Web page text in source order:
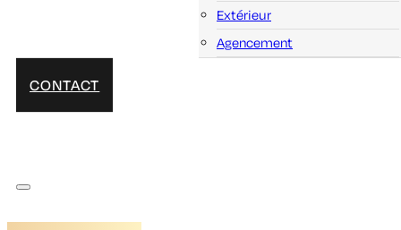
Extérieur
Agencement
CONTACT